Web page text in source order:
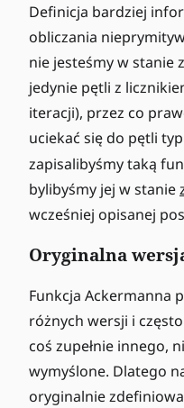
Definicja bardziej
obliczania
nie jesteśmy w stanie
jedynie pętli z
iteracji), przez co
uciekać się do pętli
zapisalibyśmy taką
bylibyśmy jej w stanie
wcześniej opisanej
Oryginalna
Funkcja Ackermanna
różnych wersji i
coś zupełnie innego,
wymyślone. Dlatego
oryginalnie